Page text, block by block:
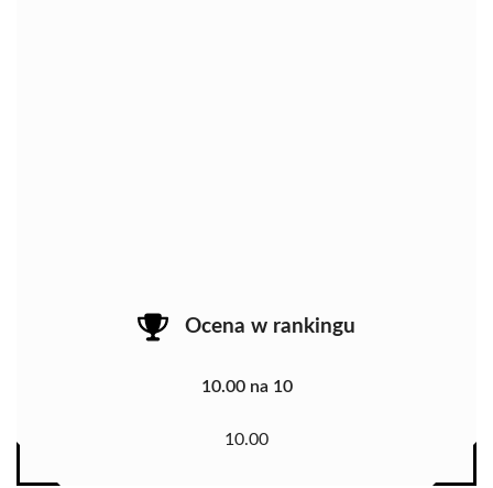
Ocena w rankingu
10.00 na 10
10.00